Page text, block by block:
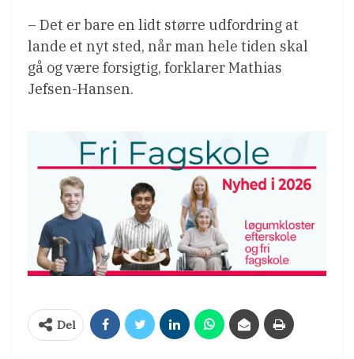
– Det er bare en lidt større udfordring at
lande et nyt sted, når man hele tiden skal
gå og være forsigtig, forklarer Mathias
Jefsen-Hansen.
Del